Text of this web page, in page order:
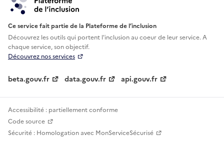
Ce service fait partie de la Plateforme de l’inclusion
Découvrez les outils qui portent l'inclusion aucoeur de leur service. A
chaque service, son objectif.
Découvrez nos services
beta.gouv.fr data.gouv.fr api.gouv.fr
Accessibilité : partiellement conforme
Code source
Sécurité : Homologation avec MonServiceSécurisé